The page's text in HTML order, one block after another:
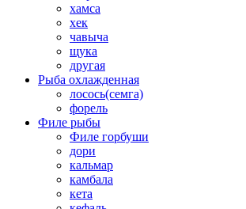
хамса
хек
чавыча
щука
другая
Рыба охлажденная
лосось(семга)
форель
Филе рыбы
Филе горбуши
дори
кальмар
камбала
кета